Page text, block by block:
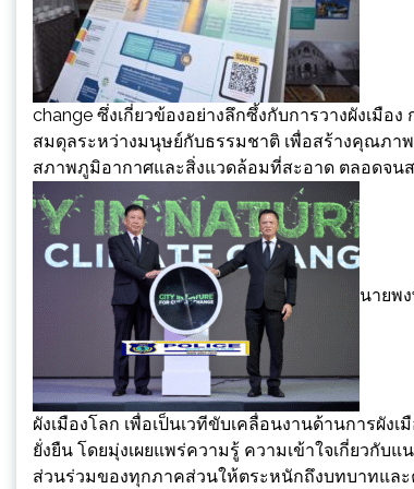
change ซึ่งเกี่ยวข้องอย่างลึกซึ้งกับการวางผังเมื
สมดุลระหว่างมนุษย์กับธรรมชาติ เพื่อสร้างคุณภา
สภาพภูมิอากาศและสิ่งแวดล้อมที่สะอาด ตลอดจน
นายพ
ผังเมืองโลก เพื่อเป็นเวทีขับเคลื่อนงานด้านการผั
ยั่งยืน โดยมุ่งเผยแพร่ความรู้ ความเข้าใจเกี่ยวกับ
ส่วนร่วมของทุกภาคส่วนให้ตระหนักถึงบทบาทแล